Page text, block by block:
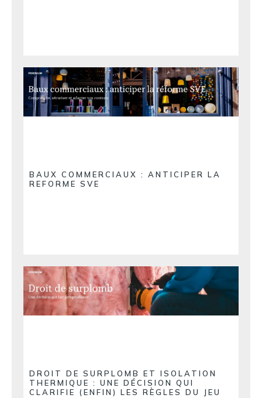
BAUX COMMERCIAUX : ANTICIPER LA
REFORME SVE
DROIT DE SURPLOMB ET ISOLATION
THERMIQUE : UNE DÉCISION QUI
CLARIFIE (ENFIN) LES RÈGLES DU JEU